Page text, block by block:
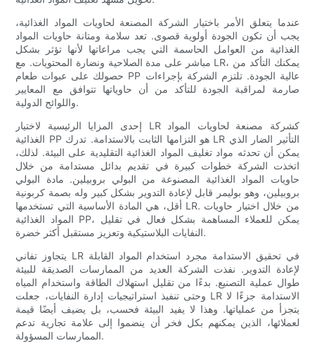
عندما يتعلق الأمر باختيار الشركة المصنعة لحاويات المواد الغذائية،
يجب أن تكون الجودة أولوية قصوى. تعد سلامة ومتانة حاويات المواد
الغذائية من العوامل الحاسمة التي يجب مراعاتها لأنها تؤثر بشكل
مباشر على مدة الصلاحية ونضارة المحتويات. مع LR، يمكنك التأكد من
حصولك على عبوات طعام PP عالية الجودة. تلتزم الشركة بإجراءات
صارمة لمراقبة الجودة للتأكد من أن حاوياتها تتوافق مع المعايير
واللوائح الدولية.
إحدى المزايا الرئيسية لاختيار LR كشركة مصنعة لحاويات المواد
الغذائية PP هو التزامها الثابت بالاستدامة. تدرك LR التأثير الضار الذي
يمكن أن تحدثه مواد تغليف المواد الغذائية التقليدية على البيئة. لذلك،
اتخذت الشركة خطوات كبيرة في تقديم بدائل مستدامة من خلال
حاويات المواد الغذائية المصنوعة من البولي بروبيلين. مادة البولي
بروبيلين، وهو بوليمر قابل لإعادة التدوير بشكل كبير وله بصمة كربونية
أقل، هي المادة الأساسية التي تستخدمها LR. من خلال اختيار حاويات
المواد الغذائية PP، يمكن للعملاء المساهمة بشكل فعال في تقليل
النفايات البلاستيكية وتعزيز مستقبل أكثر خضرة.
يتجاوز تفاني LR في تحقيق الاستدامة مجرد استخدام المواد القابلة
لإعادة التدوير. نفذت الشركة العديد من الممارسات الصديقة للبيئة
طوال عملية التصنيع. بدءًا من تقليل استهلاك الطاقة واستخدام المياه
وحتى تنفيذ استراتيجيات إدارة النفايات، جعلت LR الاستدامة جزءًا لا
يتجزأ من عملياتها. وهذا لا يفيد البيئة فحسب، بل يضيف أيضًا قيمة
لعملائها، الذين يمكنهم بكل فخر أن ينضموا إلى علامة تجارية تدعم
الممارسات المسؤولة.